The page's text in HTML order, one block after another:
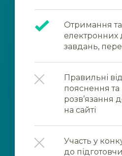
Отримання
електронних
завдань,
Правильні
пояснення
розв’язання
на сайті
Участь у
до